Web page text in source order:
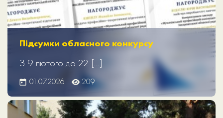
Підсумки обласного конкурсу
З 9 лютого до 22 […]
01.07.2026 209